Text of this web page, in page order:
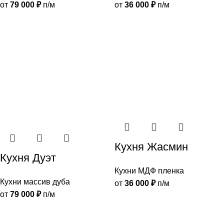
от 79 000 ₽п/м
от 36 000 ₽п/м
Кухня Дуэт
Кухни массив дуба
от 79 000 ₽п/м
Кухня Жасмин
Кухни МДФ пленка
от 36 000 ₽п/м